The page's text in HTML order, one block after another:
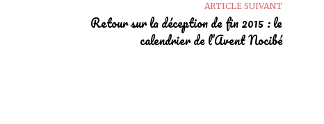
ARTICLE SUIVANT
Retour sur la déception de fin 2015 : le
calendrier de l’Avent Nocibé